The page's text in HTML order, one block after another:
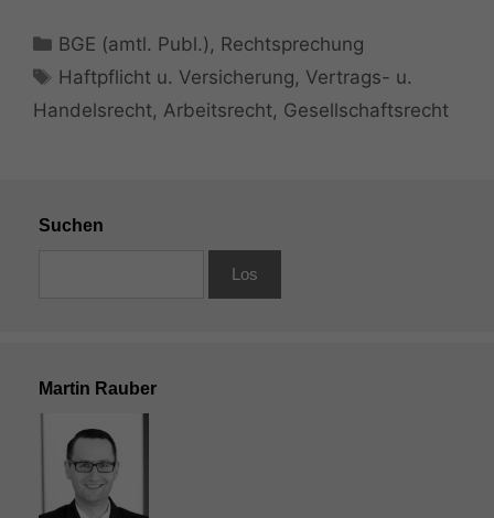
Kategorien
BGE (amtl. Publ.) , Rechtsprechung
Schlagwörter
Haftpflicht u. Versicherung, Vertrags- u.
Handelsrecht, Arbeitsrecht, Gesellschaftsrecht
Suchen
Martin Rauber
optional, es
braucht sie,
damit die
Website